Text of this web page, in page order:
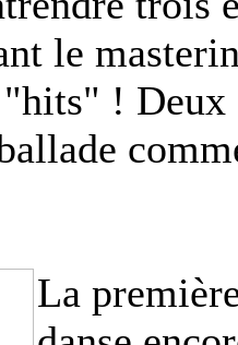
le
! Deux
La